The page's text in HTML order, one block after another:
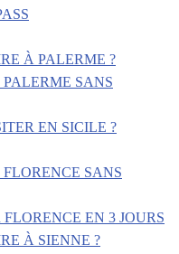
À PALERME ?
SANS
EN SICILE ?
SANS
EN 3 JOURS
À SIENNE ?